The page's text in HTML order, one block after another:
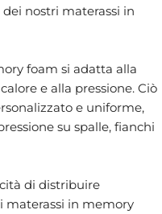
nostri materassi in
foam si adatta alla
e alla pressione. Ciò
e uniforme,
su spalle, fianchi
di distribuire
materassi in memory